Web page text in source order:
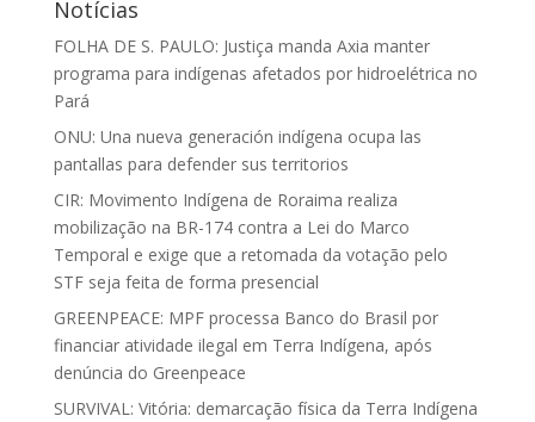
Notícias
FOLHA DE S. PAULO: Justiça manda Axia manter
programa para indígenas afetados por hidroelétrica no
Pará
ONU: Una nueva generación indígena ocupa las
pantallas para defender sus territorios
CIR: Movimento Indígena de Roraima realiza
mobilização na BR-174 contra a Lei do Marco
Temporal e exige que a retomada da votação pelo
STF seja feita de forma presencial
GREENPEACE: MPF processa Banco do Brasil por
financiar atividade ilegal em Terra Indígena, após
denúncia do Greenpeace
SURVIVAL: Vitória: demarcação física da Terra Indígena